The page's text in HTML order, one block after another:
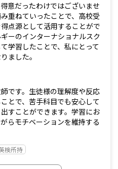
意だったわけではございませ
重ねていったことで、高校受
点源として活用することがで
ーのインターナショナルスク
学習したことで、私にとって
ました。
です。生徒様の理解度や反応
とで、苦手科目でも安心して
すことができます。学習にお
らモチベーションを維持する
検所持